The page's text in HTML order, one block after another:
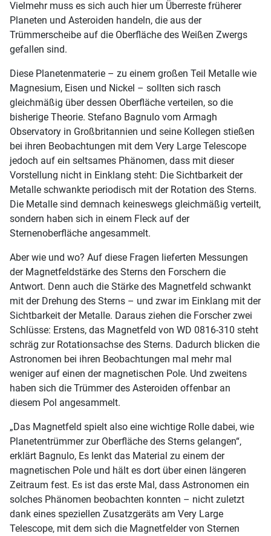
Vielmehr muss es sich auch hier um Überreste früherer
Planeten und Asteroiden handeln, die aus der
Trümmerscheibe auf die Oberfläche des Weißen Zwergs
gefallen sind.
Diese Planetenmaterie – zu einem großen Teil Metalle wie
Magnesium, Eisen und Nickel – sollten sich rasch
gleichmäßig über dessen Oberfläche verteilen, so die
bisherige Theorie. Stefano Bagnulo vom Armagh
Observatory in Großbritannien und seine Kollegen stießen
bei ihren Beobachtungen mit dem Very Large Telescope
jedoch auf ein seltsames Phänomen, dass mit dieser
Vorstellung nicht in Einklang steht: Die Sichtbarkeit der
Metalle schwankte periodisch mit der Rotation des Sterns.
Die Metalle sind demnach keineswegs gleichmäßig verteilt,
sondern haben sich in einem Fleck auf der
Sternenoberfläche angesammelt.
Aber wie und wo? Auf diese Fragen lieferten Messungen
der Magnetfeldstärke des Sterns den Forschern die
Antwort. Denn auch die Stärke des Magnetfeld schwankt
mit der Drehung des Sterns – und zwar im Einklang mit der
Sichtbarkeit der Metalle. Daraus ziehen die Forscher zwei
Schlüsse: Erstens, das Magnetfeld von WD 0816-310 steht
schräg zur Rotationsachse des Sterns. Dadurch blicken die
Astronomen bei ihren Beobachtungen mal mehr mal
weniger auf einen der magnetischen Pole. Und zweitens
haben sich die Trümmer des Asteroiden offenbar an
diesem Pol angesammelt.
„Das Magnetfeld spielt also eine wichtige Rolle dabei, wie
Planetentrümmer zur Oberfläche des Sterns gelangen“,
erklärt Bagnulo, Es lenkt das Material zu einem der
magnetischen Pole und hält es dort über einen längeren
Zeitraum fest. Es ist das erste Mal, dass Astronomen ein
solches Phänomen beobachten konnten – nicht zuletzt
dank eines speziellen Zusatzgeräts am Very Large
Telescope, mit dem sich die Magnetfelder von Sternen